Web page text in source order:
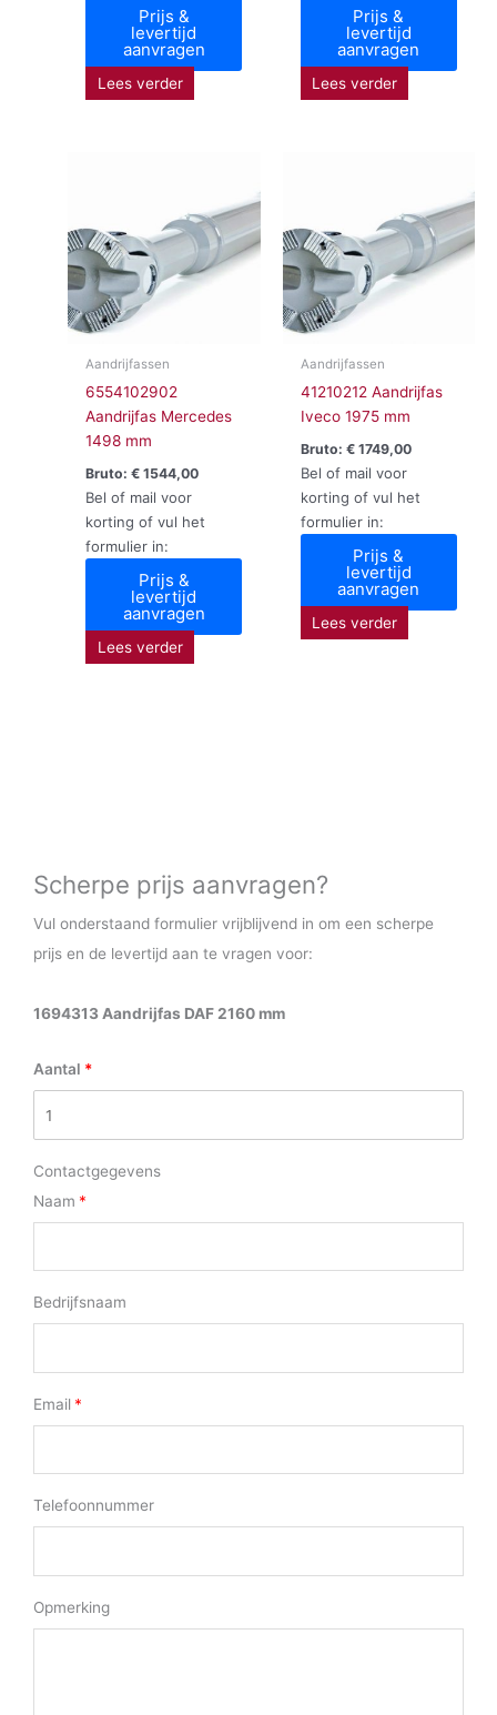
Prijs &
levertijd
aanvragen
Lees verder
Prijs &
levertijd
aanvragen
Lees verder
Aandrijfassen
6554102902
Aandrijfas Mercedes
1498 mm
Bruto:€ 1544,00
Bel of mail voor
korting of vul het
formulier in:
Prijs &
levertijd
aanvragen
Lees verder
Aandrijfassen
41210212 Aandrijfas
Iveco 1975 mm
Bruto: €1749,00
Bel of mail voor
korting of vul het
formulier in:
Prijs &
levertijd
aanvragen
Lees verder
Scherpe prijs aanvragen?
Vul onderstaand formulier vrijblijvend in om een scherpe
prijs en de levertijd aan te vragen voor:
1694313 Aandrijfas DAF 2160 mm
Aantal
Contactgegevens
Naam
Bedrijfsnaam
Email
Telefoonnummer
Opmerking